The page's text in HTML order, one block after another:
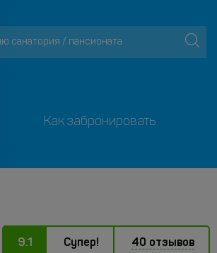
Как забронировать
9.1 Супер! 40 отзывов